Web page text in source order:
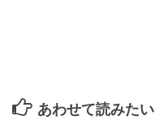
あわせて読みたい